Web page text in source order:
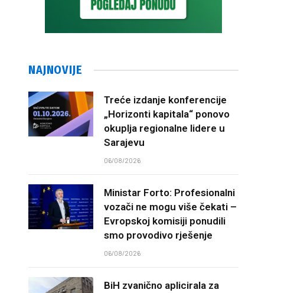
NAJNOVIJE
Treće izdanje konferencije
„Horizonti kapitala“ ponovo
okuplja regionalne lidere u
Sarajevu
06/08/2026
Ministar Forto: Profesionalni
vozači ne mogu više čekati –
Evropskoj komisiji ponudili
smo provodivo rješenje
06/08/2026
BiH zvanično aplicirala za